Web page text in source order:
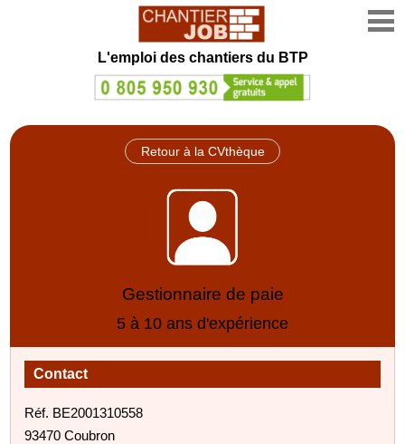
L'emploi des chantiers du BTP
Retour à la CVthèque
Gestionnaire de paie
5 à 10 ans d'expérience
Contact
Réf. BE2001310558
93470 Coubron